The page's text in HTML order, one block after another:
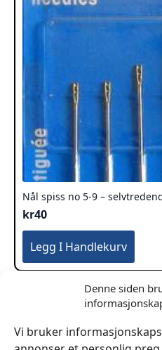
Denne siden
Vi bruker
Nål spiss no 5-9 –
kr40
Legg I Handlekurv